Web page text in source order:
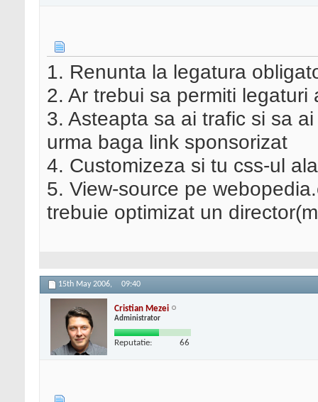
1. Renunta la legatura
2. Ar trebui sa permiti legaturi
3. Asteapta sa ai trafic si sa
urma baga link sponsorizat
4. Customizeza si tu css-ul
5. View-source pe
trebuie optimizat un
15th May 2006, 09:40
Cristian Mezei
Administrator
Reputatie: 66